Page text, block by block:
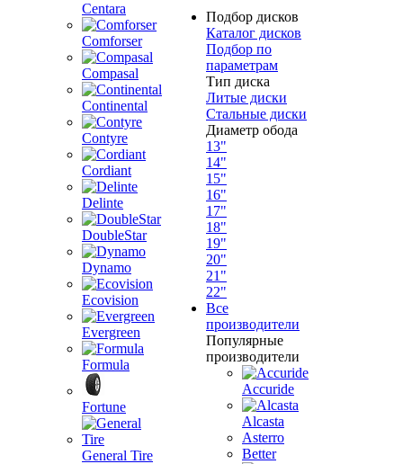
Centara
Comforser
Compasal
Continental
Contyre
Cordiant
Delinte
DoubleStar
Dynamo
Ecovision
Evergreen
Formula
Fortune
General Tire
Подбор дисков
Каталог дисков
Подбор по
параметрам
Тип диска
Литые диски
Стальные диски
Диаметр обода
13"
14"
15"
16"
17"
18"
19"
20"
21"
22"
Все
производители
Популярные
производители
Accuride
Alcasta
Asterro
Better